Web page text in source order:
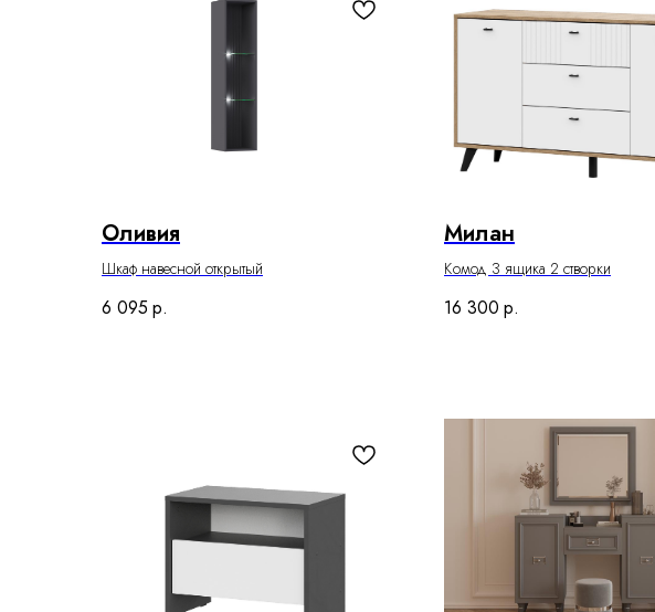
Оливия
Шкаф навесной открытый
6 095 р.
Милан
Комод 3 ящика 2 створки
16 300 р.